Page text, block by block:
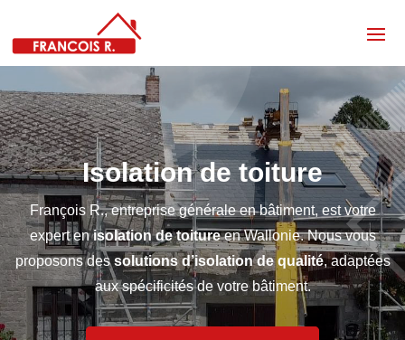
Isolation de toiture
François R., entreprise générale en bâtiment, est votre
expert enisolation de toitureen Wallonie. Nous vous
proposons dessolutions d’isolation de qualité, adaptées
aux spécificités de votre bâtiment.